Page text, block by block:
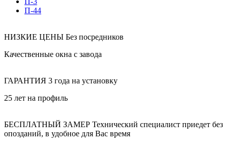
П-44
НИЗКИЕ ЦЕНЫ Без посредников
Качественные окна с завода
ГАРАНТИЯ 3 года на установку
25 лет на профиль
БЕСПЛАТНЫЙ ЗАМЕР Технический специалист приедет без
опозданий, в удобное для Вас время